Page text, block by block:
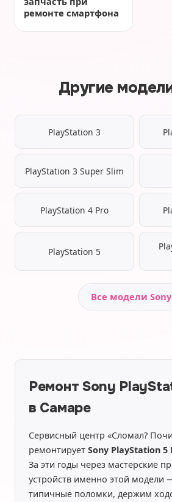
ремонте смартфона
Другие
PlayStation 3
PlayStation 3 Super Slim
PlayStation 4 Pro
PlayStation 5
Все модели
Ремонт Sony
в Самаре
Сервисный центр «Сломал?
ремонтирует Sony PlayStation 5
За эти годы через мастерские
устройств именно этой модели
типичные поломки, держим